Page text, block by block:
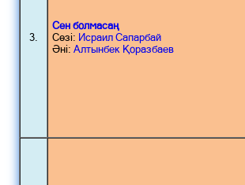
3.
Сен болмасаң
Сөзі: Исраил Сапарбай
Әні: Алтынбек Қоразбаев